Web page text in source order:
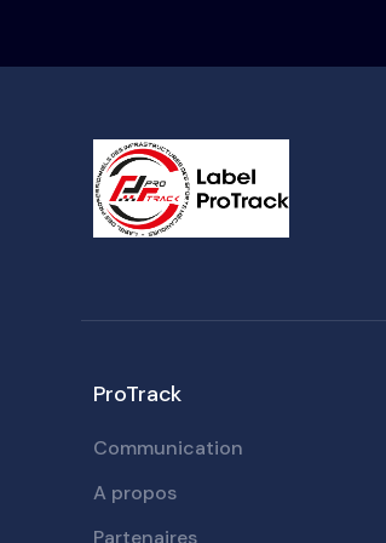
ProTrack
Communication
A propos
Partenaires